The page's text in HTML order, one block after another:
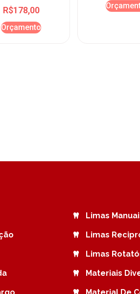
R$178,00
Orçamento
Limas
Limas
Limas
Materiais